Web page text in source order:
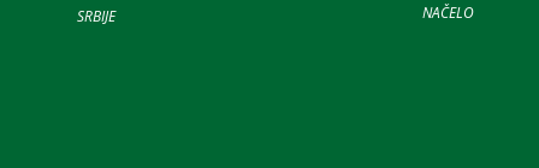
SRBIJE
NAČELO